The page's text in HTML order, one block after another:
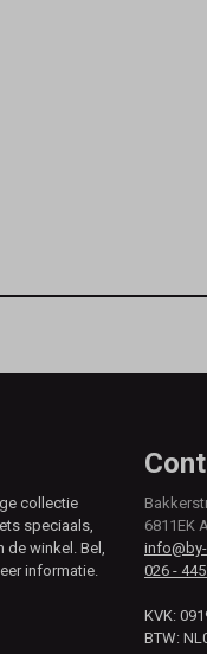
collectie
speciaals,
winkel. Bel,
informatie.
6811EK
026 -
KVK:
BTW: